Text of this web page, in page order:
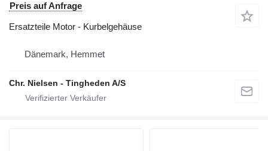
Preis auf Anfrage
Ersatzteile Motor - Kurbelgehäuse
Dänemark, Hemmet
Chr. Nielsen - Tingheden A/S